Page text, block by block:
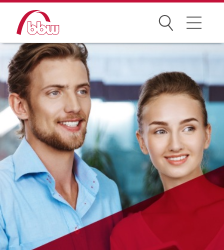
Suchen
Weiterbildung
Kongresse
Förderungen
Projekte
Über uns
News Archiv